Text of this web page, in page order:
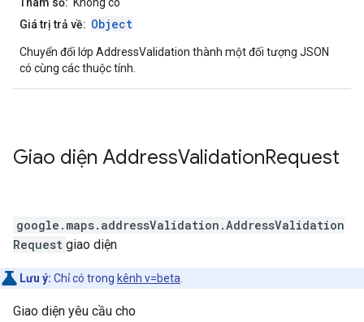
Tham số: Không có
Giá trị trả về: Object
Chuyển đổi lớp AddressValidation thành một đối tượng JSON
có cùng các thuộc tính.
Giao diện AddressValidationRequest
google.maps.addressValidation .AddressValidation
Request giao diện
Lưu ý: Chỉ có trong kênh v=beta.
Giao diện yêu cầu cho